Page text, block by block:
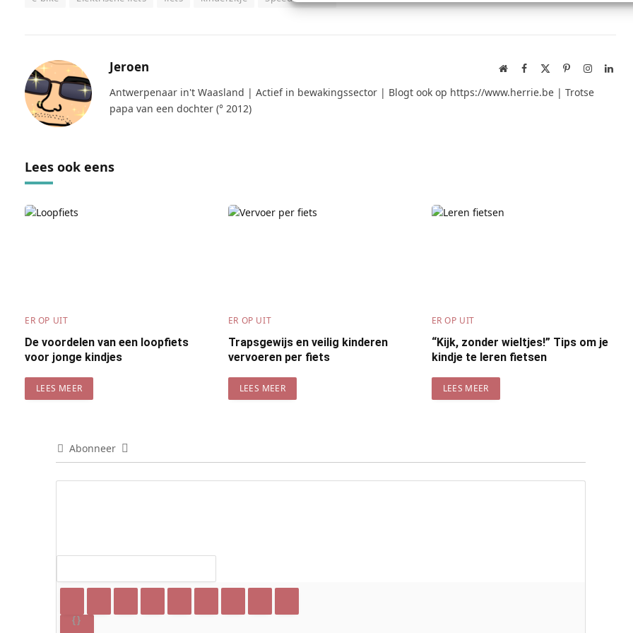
Jeroen WebsiteFacebook PinterestInstagram
Antwerpenaar in't Waasland | Actief in bewakingssector | Blogt ook op https://www.herrie.be | Trotse
papa van een dochter (° 2012)
Lees ook eens
ER OP UIT
De voordelen van een loopfiets
voor jonge kindjes
LEES MEER
ER OP UIT
Trapsgewijs en veilig kinderen
vervoeren per fiets
LEES MEER
ER OP UIT
“Kijk, zonder wieltjes!” Tips om je
kindje te leren fietsen
LEES MEER
Abonneer
{}